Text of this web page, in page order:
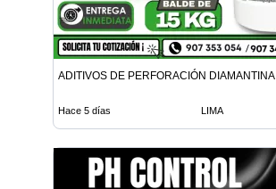
ADITIVOS DE PERFORACIÓN DIAMANTINA
Hace 5 días LIMA